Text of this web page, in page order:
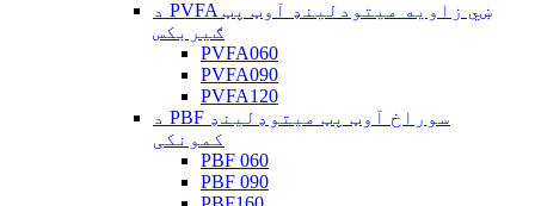
د PVFA ښي زاویه میتودلینډ آوټ پټ
ګیربکس
PVFA060
PVFA090
PVFA120
د PBF سوراخ آوټ پټ میتوډلینډ
کمونکی
PBF 060
PBF 090